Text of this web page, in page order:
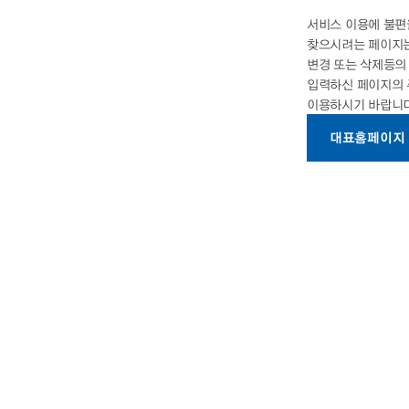
서비스 이용에 불
찾으시려는 페이지
변경 또는 삭제등의
입력하신 페이지
이용하시기 바랍니
대표홈페이